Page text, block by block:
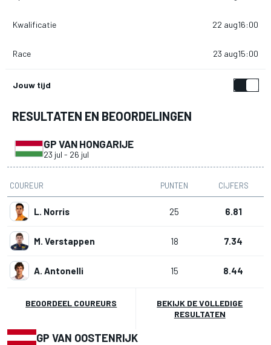
Kwalificatie 22 aug16:00
Race 23 aug15:00
Jouw tijd
RESULTATEN EN BEOORDELINGEN
GP VAN HONGARIJE
23 jul - 26 jul
COUREUR PUNTEN CIJFERS
L. Norris 25 6.81
M. Verstappen 18 7.34
A. Antonelli 15 8.44
BEOORDEEL COUREURS
BEKIJK DE VOLLEDIGE
RESULTATEN
GP VAN OOSTENRIJK